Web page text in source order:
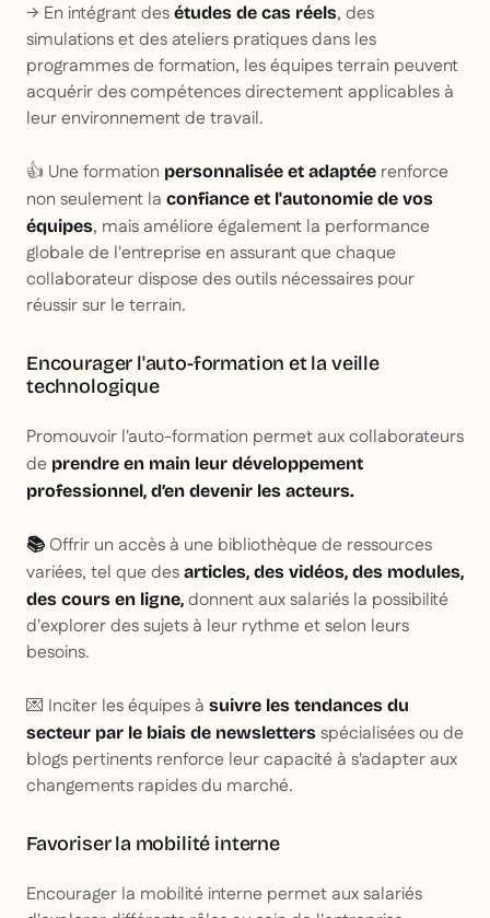
→ En intégrant des études de cas réels, des
simulations et des ateliers pratiques dans les
programmes de formation, les équipes terrain peuvent
acquérir des compétences directement applicables à
leur environnement de travail.
👍 Une formation personnalisée et adaptée renforce
non seulement la confiance et l'autonomie de vos
équipes, mais améliore également la performance
globale de l'entreprise en assurant que chaque
collaborateur dispose des outils nécessaires pour
réussir sur le terrain.
Encourager l'auto-formation et la veille
technologique
Promouvoir l'auto-formation permet aux collaborateurs
de prendre en main leur développement
professionnel, d’en devenir les acteurs.
📚Offrir un accès à une bibliothèque de ressources
variées, tel que des articles, des vidéos, des modules,
des cours en ligne, donnent aux salariés la possibilité
d'explorer des sujets à leur rythme et selon leurs
besoins.
💌 Inciter les équipes à suivre les tendances du
secteur par le biais de newsletters spécialisées ou de
blogs pertinents renforce leur capacité à s'adapter aux
changements rapides du marché.
Favoriser la mobilité interne
Encourager la mobilité interne permet aux salariés